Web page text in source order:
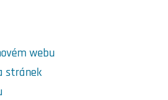
webu
stránek